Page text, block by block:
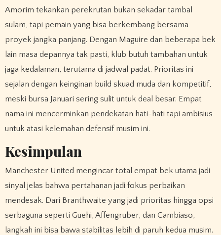
Amorim tekankan perekrutan bukan sekadar tambal
sulam, tapi pemain yang bisa berkembang bersama
proyek jangka panjang. Dengan Maguire dan beberapa bek
lain masa depannya tak pasti, klub butuh tambahan untuk
jaga kedalaman, terutama di jadwal padat. Prioritas ini
sejalan dengan keinginan build skuad muda dan kompetitif,
meski bursa Januari sering sulit untuk deal besar. Empat
nama ini mencerminkan pendekatan hati-hati tapi ambisius
untuk atasi kelemahan defensif musim ini.
Kesimpulan
Manchester United mengincar total empat bek utama jadi
sinyal jelas bahwa pertahanan jadi fokus perbaikan
mendesak. Dari Branthwaite yang jadi prioritas hingga opsi
serbaguna seperti Guehi, Affengruber, dan Cambiaso,
langkah ini bisa bawa stabilitas lebih di paruh kedua musim.